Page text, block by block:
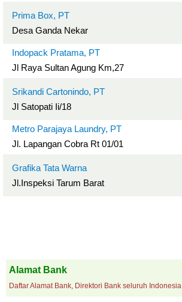
Prima Box, PT
Desa Ganda Nekar
Indopack Pratama, PT
Jl Raya Sultan Agung Km,27
Srikandi Cartonindo, PT
Jl Satopati Ii/18
Metro Parajaya Laundry, PT
Jl. Lapangan Cobra Rt 01/01
Grafika Tata Warna
Jl.Inspeksi Tarum Barat
Alamat Bank
Daftar Alamat Bank, Direktori Bank seluruh Indonesia